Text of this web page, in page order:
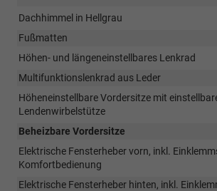
Dachhimmel in Hellgrau
Fußmatten
Höhen- und längeneinstellbares Lenkrad
Multifunktionslenkrad aus Leder
Höheneinstellbare Vordersitze mit
Lendenwirbelstütze
Beheizbare Vordersitze
Elektrische Fensterheber vorn, inkl.
Komfortbedienung
Elektrische Fensterheber hinten, inkl.